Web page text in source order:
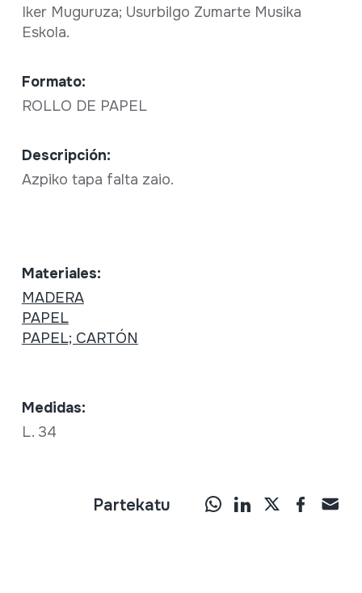
Iker Muguruza; Usurbilgo Zumarte Musika
Eskola.
Formato:
ROLLO DE PAPEL
Descripción:
Azpiko tapa falta zaio.
Materiales:
MADERA
PAPEL
PAPEL; CARTÓN
Medidas:
L. 34
Partekatu